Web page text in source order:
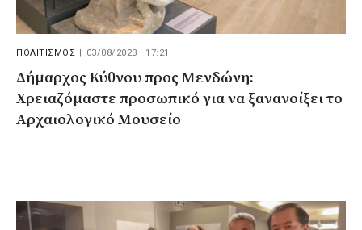
ΠΟΛΙΤΙΣΜΟΣ 03/08/2023 · 17:21
Δήμαρχος Κύθνου προς Μενδώνη:
Χρειαζόμαστε προσωπικό για να ξανανοίξει το
Αρχαιολογικό Μουσείο